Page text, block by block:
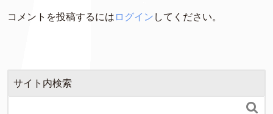
コメントを投稿するには ログイン してください。
サイト内検索
